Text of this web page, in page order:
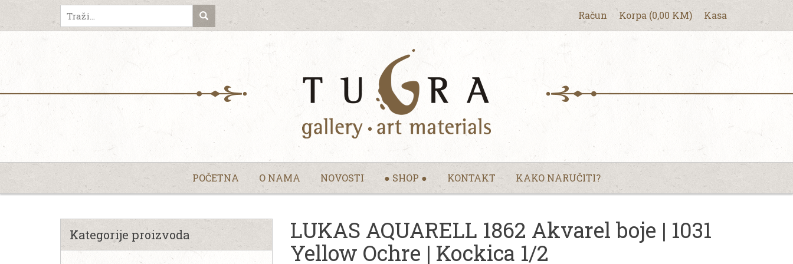
Račun Korpa (0,00 KM) Kasa
POČETNA O NAMA NOVOSTI ● SHOP ● KONTAKT KAKO NARUČITI?
LUKAS AQUARELL 1862 Akvarel boje | 1031
Yellow Ochre | Kockica 1/2
Kategorije proizvoda